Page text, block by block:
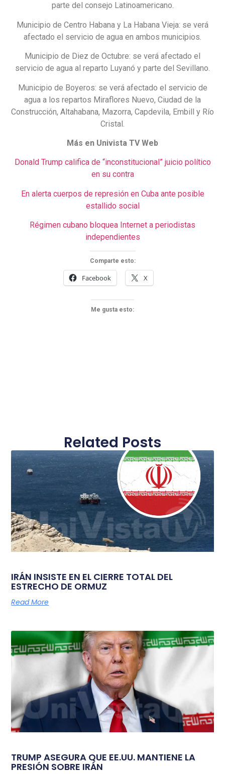
parte del consejo Latinoamericano.
Municipio de Centro Habana y La Habana Vieja: se verá
afectado el servicio de agua en ambos municipios.
Municipio de Diez de Octubre: se verá afectado el
servicio de agua al reparto Luyanó y parte del Sevillano.
Municipio de Boyeros: se verá afectado el servicio de
agua a los repartos Miraflores Nuevo, Ciudad de la
Construcción, Altahabana, Mazorra, Capdevila, Embill y Río
Cristal.
Más en Univista TV Web
Donald Trump califica de “inconstitucional” juicio político
en su contra
En alerta cuerpos de represión en Cuba ante posible
estallido social
Régimen cubano bloquea Internet a periodistas
independientes
Comparte esto:
Facebook X
Me gusta esto:
Related Posts
IRÁN INSISTE EN EL CIERRE TOTAL DEL
ESTRECHO DE ORMUZ
Read More
TRUMP ASEGURA QUE EE.UU. MANTIENE LA
PRESIÓN SOBRE IRÁN